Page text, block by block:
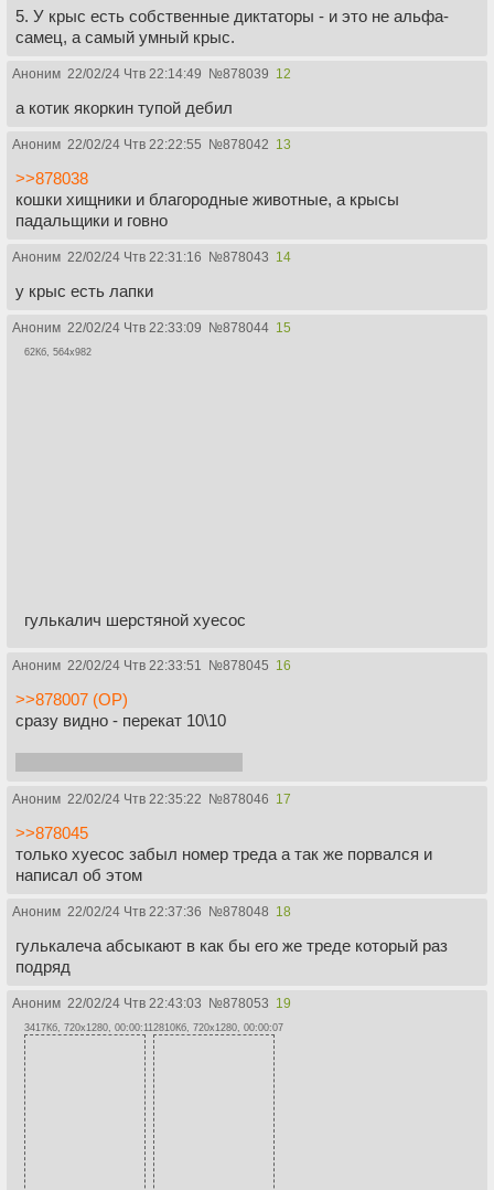
5. У крыс есть собственные диктаторы - и это не альфа-
самец, а самый умный крыс.
Аноним 22/02/24 Чтв 22:14:49 №878039 12
а котик якоркин тупой дебил
Аноним 22/02/24 Чтв 22:22:55 №878042 13
>>878038
кошки хищники и благородные животные, а крысы
падальщики и говно
Аноним 22/02/24 Чтв 22:31:16 №878043 14
у крыс есть лапки
Аноним 22/02/24 Чтв 22:33:09 №878044 15
62Кб, 564x982
гулькалич шерстяной хуесос
Аноним 22/02/24 Чтв 22:33:51 №878045 16
>>878007 (OP)
сразу видно - перекат 10\10
Аноним 22/02/24 Чтв 22:35:22 №878046 17
>>878045
только хуесос забыл номер треда а так же порвался и
написал об этом
Аноним 22/02/24 Чтв 22:37:36 №878048 18
гулькалеча абсыкают в как бы его же треде который раз
подряд
Аноним 22/02/24 Чтв 22:43:03 №878053 19
3417Кб, 720x1280, 00:00:11 2810Кб, 720x1280, 00:00:07